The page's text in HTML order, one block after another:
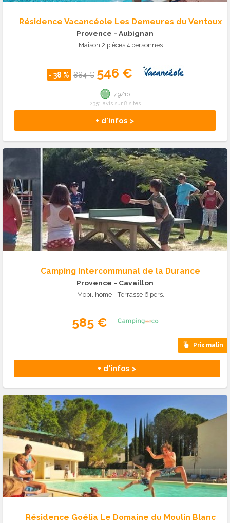
Résidence Vacancéole Les Demeures du Ventoux
Provence - Aubignan
Maison 2 pièces 4 personnes
- 38 % 884 € 546 €
+ d'infos >
7.9/10
2351 avis sur 8 sites
Camping Intercommunal de la Durance
Provence - Cavaillon
Mobil home - Terrasse 6 pers.
585 €
Prix malin
+ d'infos >
Résidence Goélia Le Domaine du Moulin Blanc